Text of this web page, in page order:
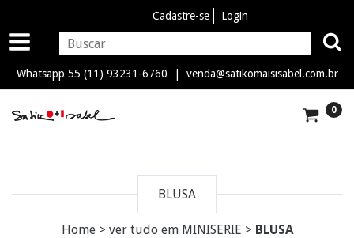
Cadastre-se Login
Whatsapp 55 (11) 93231-6760 | venda@satikomaisisabel.com.br
0
BLUSA
Home > ver tudo em MINISERIE > BLUSA